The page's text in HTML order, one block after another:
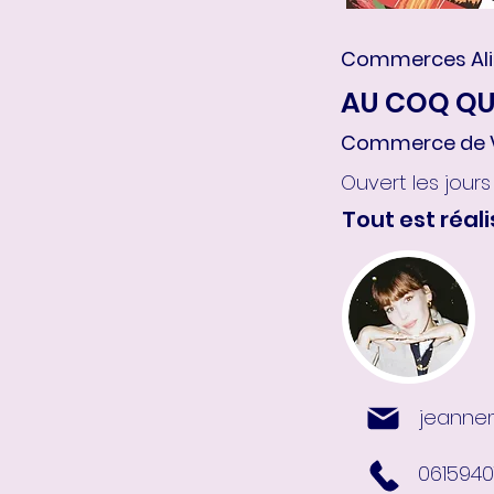
Commerces
AU COQ
Commerce de
Ouvert les
Tout est